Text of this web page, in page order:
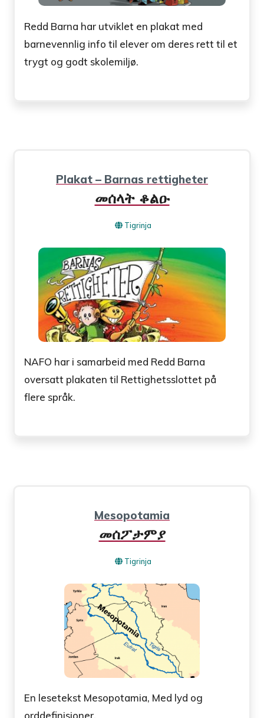
Redd Barna har utviklet en plakat med
barnevennlig info til elever om deres rett til et
trygt og godt skolemiljø.
Plakat – Barnas rettigheter
መሰላት ቆልዑ
Tigrinja
NAFO har i samarbeid med Redd Barna
oversatt plakaten til Rettighetsslottet på
flere språk.
Mesopotamia
መሰፖታምያ
Tigrinja
En lesetekst Mesopotamia, Med lyd og
orddefinisjoner.